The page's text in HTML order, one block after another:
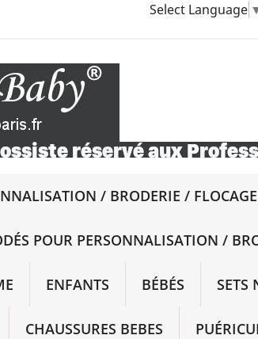
Select Language
/ BRODERIE / FLOCAGE
POUR PERSONNALISATION /
ENFANTS BÉBÉS SETS
CHAUSSURES BEBES